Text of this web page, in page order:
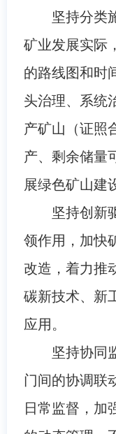
坚持分类
矿业发展实际
的路线图和时
头治理、系统
产矿山（证照
产、剩余储量
展绿色矿山建
坚持创新
领作用，加快
改造，着力推
碳新技术、新
应用。
坚持协同
门间的协调联
日常监督，加